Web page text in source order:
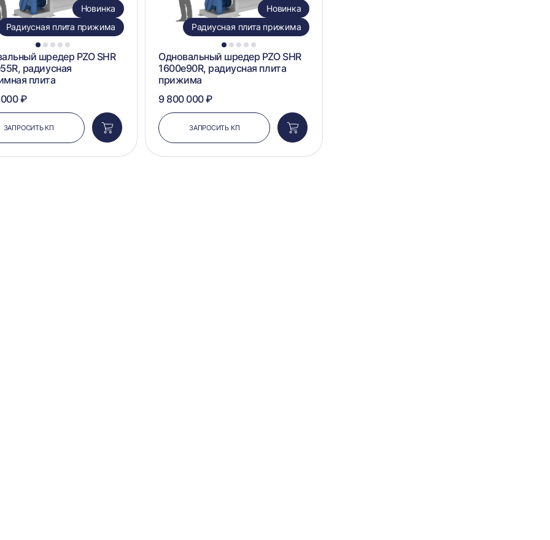
1 2 3 4 5
Новинка
Радиусная плита прижима
шредер PZO SHR
радиусная
плита
₽
ЗАПРОСИТЬ КП
Добавить
в
корзину
1 2 3 4 5
Новинка
Радиусная плита прижима
Одновальный шредер PZO SHR
1600e90R, радиусная плита
прижима
9 800 000 ₽
ЗАПРОСИТЬ КП
Добавить
в
корзину